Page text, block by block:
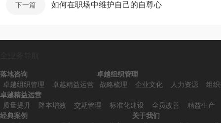
下一篇 如何在职场中维护自己的自尊心
落地咨询
卓越组织管理
卓越精益运营
卓越组织管理
战略梳理
企业文化 人力资源
组
卓越精益运营
质量提升
降本增效 交期管理 标准化建设 全员改善
精益生产
经典案例
关于我们